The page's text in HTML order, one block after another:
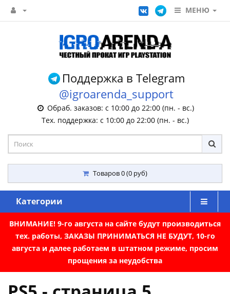
МЕНЮ
Поддержка в Telegram
@igroarenda_support
Обраб. заказов: с 10:00 до 22:00 (пн. - вс.)
Тех. поддержка: с 10:00 до 22:00 (пн. - вс.)
Товаров 0 (0 руб)
Категории
ВНИМАНИЕ! 9-го августа на сайте будут производиться
тех. работы, ЗАКАЗЫ ПРИНИМАТЬСЯ НЕ БУДУТ, 10-го
августа и далее работаем в штатном режиме, просим
прощения за неудобства